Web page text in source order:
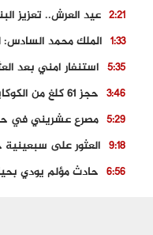
2:21
1:33
5:35
3:46 حجز 61 كلغ من الكوكايين و توقيف شخصين بالكركرات
5:29 مصرع عشريني في
9:18 العثور على
6:56